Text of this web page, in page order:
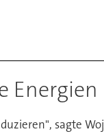
Energien
sagte